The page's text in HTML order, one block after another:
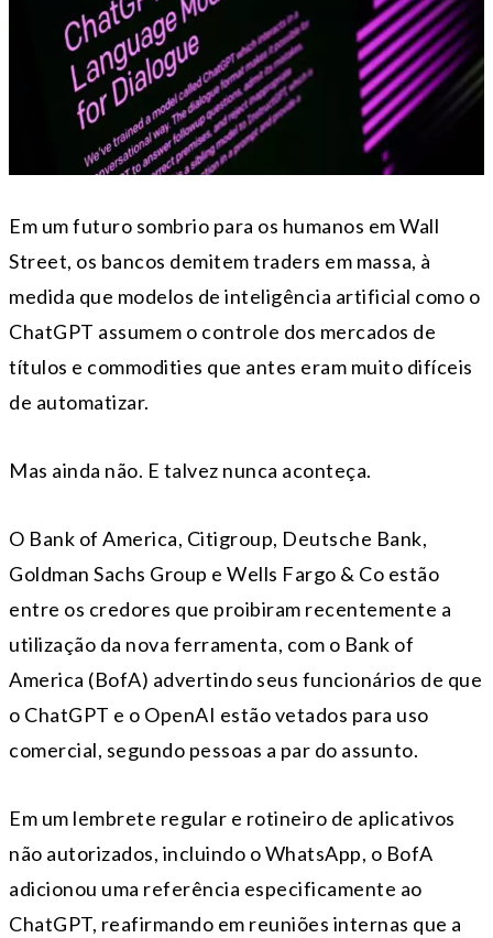
Em um futuro sombrio para os humanos em Wall
Street, os bancos demitem traders em massa, à
medida que modelos de inteligência artificial como o
ChatGPT assumem o controle dos mercados de
títulos e commodities que antes eram muito difíceis
de automatizar.
Mas ainda não. E talvez nunca aconteça.
O Bank of America, Citigroup, Deutsche Bank,
Goldman Sachs Group e Wells Fargo & Co estão
entre os credores que proibiram recentemente a
utilização da nova ferramenta, com o Bank of
America (BofA) advertindo seus funcionários de que
o ChatGPT e o OpenAI estão vetados para uso
comercial, segundo pessoas a par do assunto.
Em um lembrete regular e rotineiro de aplicativos
não autorizados, incluindo o WhatsApp, o BofA
adicionou uma referência especificamente ao
ChatGPT, reafirmando em reuniões internas que a